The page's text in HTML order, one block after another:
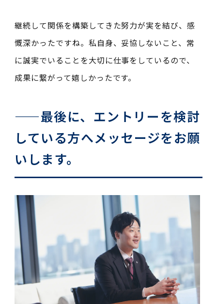
継続して関係を構築してきた努力が実を結び、感
慨深かったですね。私自身、妥協しないこと、常
に誠実でいることを大切に仕事をしているので、
成果に繋がって嬉しかったです。
——最後に、エントリーを検討
している方へメッセージをお願
いします。